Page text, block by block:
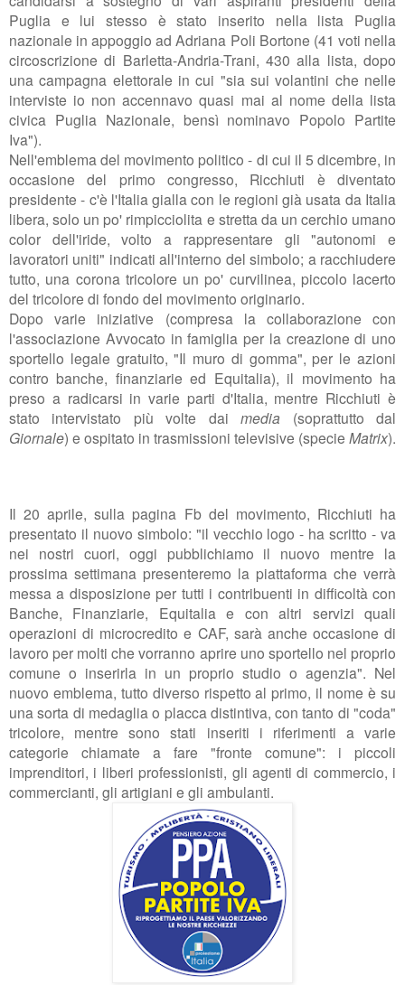
Puglia e lui stesso è stato inserito nella lista Puglia
nazionale in appoggio ad Adriana Poli Bortone (41 voti nella
circoscrizione di Barletta-Andria-Trani, 430 alla lista, dopo
una campagna elettorale in cui "sia sui volantini che nelle
interviste io non accennavo quasi mai al nome della lista
civica Puglia Nazionale, bensì nominavo Popolo Partite
Iva").
Nell'emblema del movimento politico - di cui il 5 dicembre, in
occasione del primo congresso, Ricchiuti è diventato
presidente - c'è l'Italia gialla con le regioni già usata da Italia
libera, solo un po' rimpicciolita e stretta da un cerchio umano
color dell'iride, volto a rappresentare gli "autonomi e
lavoratori uniti" indicati all'interno del simbolo; a racchiudere
tutto, una corona tricolore un po' curvilinea, piccolo lacerto
del tricolore di fondo del movimento originario.
Dopo varie iniziative (compresa la collaborazione con
l'associazione Avvocato in famiglia per la creazione di uno
sportello legale gratuito, "Il muro di gomma", per le azioni
contro banche, finanziarie ed Equitalia), il movimento ha
preso a radicarsi in varie parti d'Italia, mentre Ricchiuti è
stato intervistato più volte daimedia (soprattutto dal
Giornale) e ospitato in trasmissioni televisive (specie Matrix).
Il 20 aprile, sulla pagina Fb del movimento, Ricchiuti ha
presentato il nuovo simbolo: "il vecchio logo - ha scritto - va
nei nostri cuori, oggi pubblichiamo il nuovo mentre la
prossima settimana presenteremo la piattaforma che verrà
messa a disposizione per tutti i contribuenti in difficoltà con
Banche, Finanziarie, Equitalia e con altri servizi quali
operazioni di microcredito e CAF, sarà anche occasione di
lavoro per molti che vorranno aprire uno sportello nel proprio
comune o inserirla in un proprio studio o agenzia". Nel
nuovo emblema, tutto diverso rispetto al primo, il nome è su
una sorta di medaglia o placca distintiva, con tanto di "coda"
tricolore, mentre sono stati inseriti i riferimenti a varie
categorie chiamate a fare "fronte comune": i piccoli
imprenditori, i liberi professionisti, gli agenti di commercio, i
commercianti, gli artigiani e gli ambulanti.